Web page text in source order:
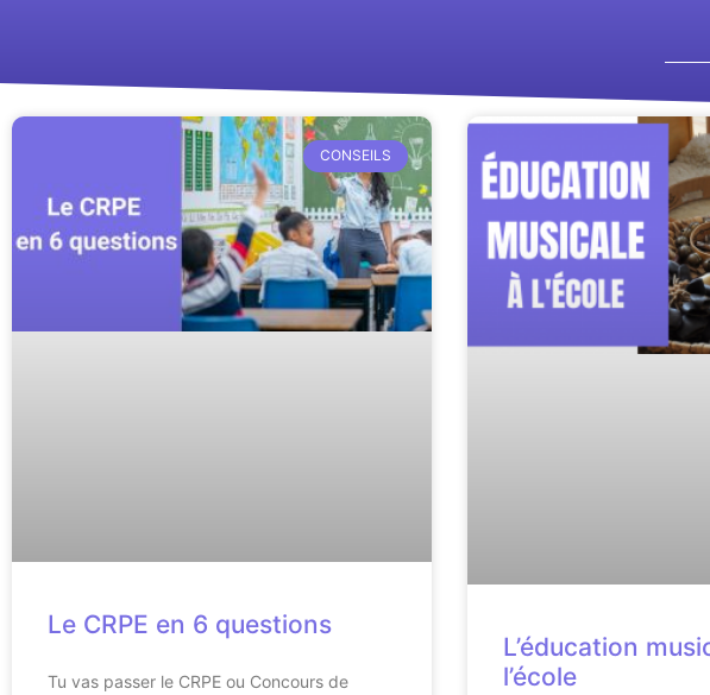
CONSEILS
Le CRPE en 6 questions
Tu vas passer le CRPE ou Concours de
L’éducation
l’école